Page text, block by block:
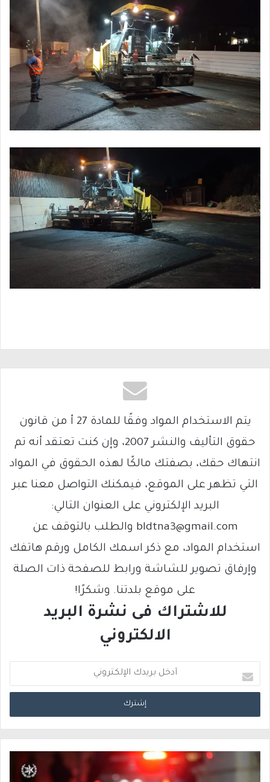
يتم الاستخدام المواد وفقًا للمادة 27 أ من قانون
حقوق التأليف والنشر 2007، وإن كنت تعتقد أنه تم
انتهاك حقك، بصفتك مالكًا لهذه الحقوق في المواد
التي تظهر على الموقع، فيمكنك التواصل معنا عبر
البريد الإلكتروني على العنوان التالي:
bldtna3@gmail.com والطلب بالتوقف عن
استخدام المواد، مع ذكر اسمك الكامل ورقم هاتفك
وإرفاق تصوير للشاشة ورابط للصفحة ذات الصلة
على موقع بلدتنا. وشكرًا!
للاشتراك فى نشرة البريد
الالكتروني
د
خ